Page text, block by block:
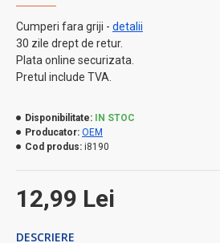
Cumperi fara griji - detalii
30 zile drept de retur.
Plata online securizata.
Pretul include TVA.
12,99 Lei
Disponibilitate: IN STOC
Producator: OEM
Cod produs: i8190
DESCRIERE